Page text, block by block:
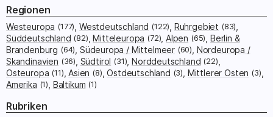
Regionen
Westeuropa (177) Westdeutschland (122) Ruhrgebiet (83)
Süddeutschland (82) Mitteleuropa (72) Alpen (65) Berlin &
Brandenburg (64) Südeuropa / Mittelmeer (60) Nordeuropa /
Skandinavien (36) Südtirol (31) Norddeutschland (22)
Osteuropa (11) Asien (8) Ostdeutschland (3) Mittlerer Osten (3)
Amerika (1) Baltikum (1)
Rubriken